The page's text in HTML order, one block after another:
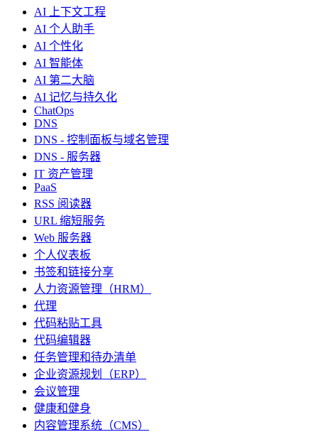
AI 上下文工程
AI 个人助手
AI 个性化
AI 智能体
AI 第二大脑
AI 记忆与持久化
ChatOps
DNS
DNS - 控制面板与域名管理
DNS - 服务器
IT 资产管理
PaaS
RSS 阅读器
URL 缩短服务
Web 服务器
个人仪表板
书签和链接分享
人力资源管理（HRM）
代理
代码粘贴工具
代码编辑器
任务管理和待办清单
企业资源规划（ERP）
会议管理
健康和健身
内容管理系统（CMS）